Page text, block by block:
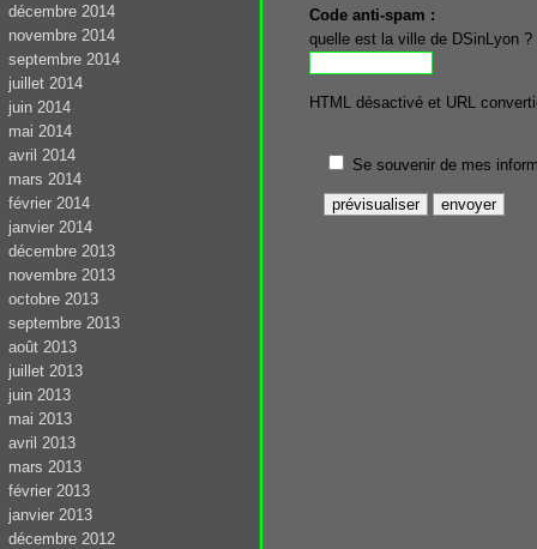
Code anti-spam :
quelle est la ville de DSinLyon ?
HTML désactivé et URL
Se souvenir de mes
décembre 2014
novembre 2014
septembre 2014
juillet 2014
juin 2014
mai 2014
avril 2014
mars 2014
février 2014
janvier 2014
décembre 2013
novembre 2013
octobre 2013
septembre 2013
août 2013
juillet 2013
juin 2013
mai 2013
avril 2013
mars 2013
février 2013
janvier 2013
décembre 2012